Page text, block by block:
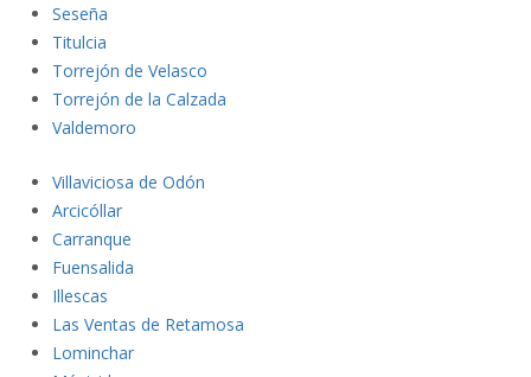
Seseña
Titulcia
Torrejón de Velasco
Torrejón de la Calzada
Valdemoro
Villaviciosa de Odón
Arcicóllar
Carranque
Fuensalida
Illescas
Las Ventas de Retamosa
Lominchar